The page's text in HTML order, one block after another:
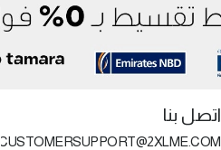
اتصل بنا
CUSTOMERSUPPORT@2XLME.COM